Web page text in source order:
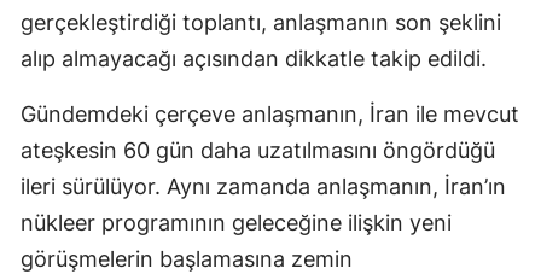
gerçekleştirdiği toplantı, anlaşmanın son şeklini
alıp almayacağı açısından dikkatle takip edildi.
Gündemdeki çerçeve anlaşmanın, İran ile mevcut
ateşkesin 60 gün daha uzatılmasını öngördüğü
ileri sürülüyor. Aynı zamanda anlaşmanın, İran’ın
nükleer programının geleceğine ilişkin yeni
görüşmelerin başlamasına zemin